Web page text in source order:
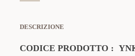
DESCRIZIONE
CODICE PRODOTTO :